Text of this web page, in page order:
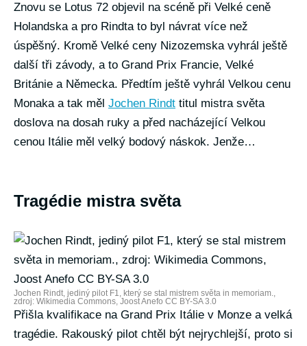
Znovu se Lotus 72 objevil na scéně při Velké ceně
Holandska a pro Rindta to byl návrat více než
úspěšný. Kromě Velké ceny Nizozemska vyhrál ještě
další tři závody, a to Grand Prix Francie, Velké
Británie a Německa. Předtím ještě vyhrál Velkou cenu
Monaka a tak měl Jochen Rindt titul mistra světa
doslova na dosah ruky a před nacházející Velkou
cenou Itálie měl velký bodový náskok. Jenže…
Tragédie mistra světa
Jochen Rindt, jediný pilot F1, který se stal mistrem světa in memoriam.,
zdroj: Wikimedia Commons, Joost Anefo CC BY-SA 3.0
Přišla kvalifikace na Grand Prix Itálie v Monze a velká
tragédie. Rakouský pilot chtěl být nejrychlejší, proto si